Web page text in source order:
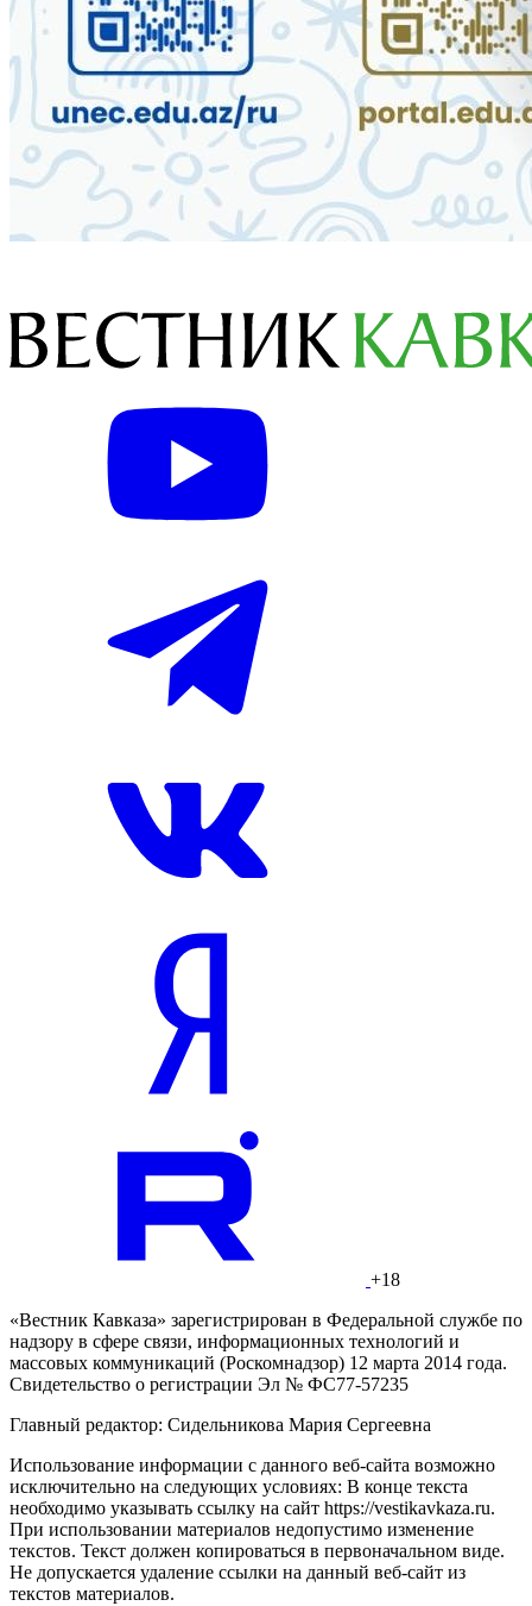
+18
«Вестник Кавказа» зарегистрирован в Федеральной службе по
надзору в сфере связи, информационных технологий и
массовых коммуникаций (Роскомнадзор) 12 марта 2014 года.
Свидетельство о регистрации Эл № ФС77-57235
Главный редактор: Сидельникова Мария Сергеевна
Использование информации с данного веб-сайта возможно
исключительно на следующих условиях: В конце текста
необходимо указывать ссылку на сайт https://vestikavkaza.ru.
При использовании материалов недопустимо изменение
текстов. Текст должен копироваться в первоначальном виде.
Не допускается удаление ссылки на данный веб-сайт из
текстов материалов.